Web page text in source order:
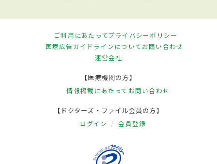
ご利用にあたってプライバシーポリシー
医療広告ガイドラインについてお問い合わせ
運営会社
【医療機関の方】
情報掲載にあたって お問い合わせ
【ドクターズ・ファイル会員の方】
ログイン 会員登録